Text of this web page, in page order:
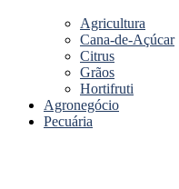
Agricultura
Cana-de-Açúcar
Citrus
Grãos
Hortifruti
Agronegócio
Pecuária